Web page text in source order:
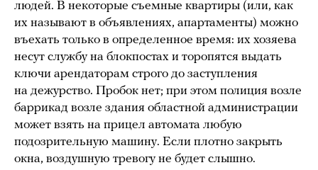
людей. В некоторые съемные квартиры (или, как
их называют в объявлениях, апартаменты) можно
въехать только в определенное время: их хозяева
несут службу на блокпостах и торопятся выдать
ключи арендаторам строго до заступления
на дежурство. Пробок нет; при этом полиция возле
баррикад возле здания областной администрации
может взять на прицел автомата любую
подозрительную машину. Если плотно закрыть
окна, воздушную тревогу не будет слышно.